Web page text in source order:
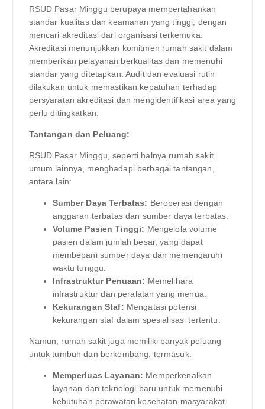
RSUD Pasar Minggu berupaya mempertahankan
standar kualitas dan keamanan yang tinggi, dengan
mencari akreditasi dari organisasi terkemuka.
Akreditasi menunjukkan komitmen rumah sakit dalam
memberikan pelayanan berkualitas dan memenuhi
standar yang ditetapkan. Audit dan evaluasi rutin
dilakukan untuk memastikan kepatuhan terhadap
persyaratan akreditasi dan mengidentifikasi area yang
perlu ditingkatkan.
Tantangan dan Peluang:
RSUD Pasar Minggu, seperti halnya rumah sakit
umum lainnya, menghadapi berbagai tantangan,
antara lain:
Sumber Daya Terbatas: Beroperasi dengan
anggaran terbatas dan sumber daya terbatas.
Volume Pasien Tinggi: Mengelola volume
pasien dalam jumlah besar, yang dapat
membebani sumber daya dan memengaruhi
waktu tunggu.
Infrastruktur Penuaan: Memelihara
infrastruktur dan peralatan yang menua.
Kekurangan Staf: Mengatasi potensi
kekurangan staf dalam spesialisasi tertentu.
Namun, rumah sakit juga memiliki banyak peluang
untuk tumbuh dan berkembang, termasuk:
Memperluas Layanan: Memperkenalkan
layanan dan teknologi baru untuk memenuhi
kebutuhan perawatan kesehatan masyarakat